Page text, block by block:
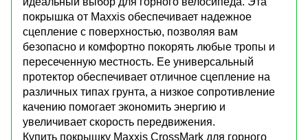
покрышка от Maxxis обеспечивает надежное
сцепление с поверхностью, позволяя вам
безопасно и комфортно покорять любые тропы и
пересеченную местность. Ее универсальный
протектор обеспечивает отличное сцепление на
различных типах грунта, а низкое сопротивление
качению помогает экономить энергию и
увеличивает скорость передвижения.
Купить покрышку Maxxis CrossMark для горного